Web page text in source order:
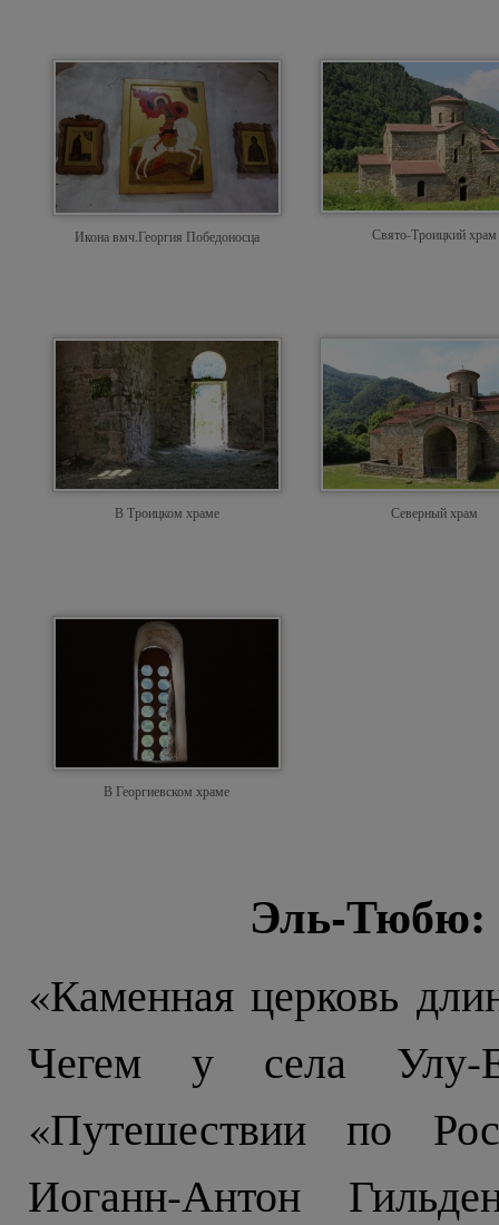
Икона вмч.Георгия Победоносца Свято-Троицкий храм
В Троицком храме Северный храм
В Георгиевском храме
Эль-Тюбю:
«Каменная церковь
Чегем у села
«Путешествии по
Иоганн-Антон